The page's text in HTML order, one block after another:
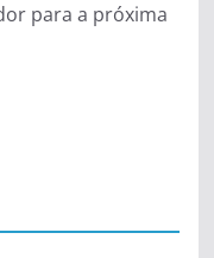
para a próxima